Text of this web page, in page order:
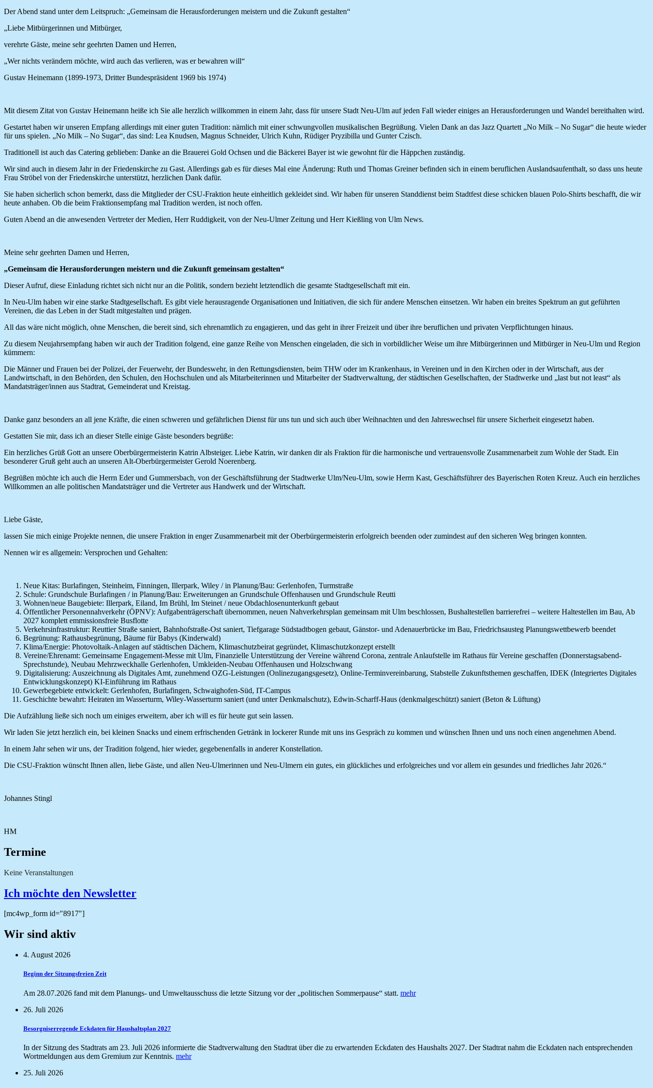
Der Abend stand unter dem Leitspruch: „Gemeinsam die Herausforderungen meistern und die Zukunft gestalten“
„Liebe Mitbürgerinnen und Mitbürger,
verehrte Gäste, meine sehr geehrten Damen und Herren,
„Wer nichts verändern möchte, wird auch das verlieren, was er bewahren will“
Gustav Heinemann (1899-1973, Dritter Bundespräsident 1969 bis 1974)
Mit diesem Zitat von Gustav Heinemann heiße ich Sie alle herzlich willkommen in einem Jahr, dass für unsere Stadt Neu-Ulm auf jeden Fall wieder einiges an Herausforderungen und Wandel bereithalten wird.
Gestartet haben wir unseren Empfang allerdings mit einer guten Tradition: nämlich mit einer schwungvollen musikalischen Begrüßung. Vielen Dank an das Jazz Quartett „No Milk – No Sugar“ die heute wieder
für uns spielen. „No Milk – No Sugar“, das sind: Lea Knudsen, Magnus Schneider, Ulrich Kuhn, Rüdiger Pryzibilla und Gunter Czisch.
Traditionell ist auch das Catering geblieben: Danke an die Brauerei Gold Ochsen und die Bäckerei Bayer ist wie gewohnt für die Häppchen zuständig.
Wir sind auch in diesem Jahr in der Friedenskirche zu Gast. Allerdings gab es für dieses Mal eine Änderung: Ruth und Thomas Greiner befinden sich in einem beruflichen Auslandsaufenthalt, so dass uns heute
Frau Ströbel von der Friedenskirche unterstützt, herzlichen Dank dafür.
Sie haben sicherlich schon bemerkt, dass die Mitglieder der CSU-Fraktion heute einheitlich gekleidet sind. Wir haben für unseren Standdienst beim Stadtfest diese schicken blauen Polo-Shirts beschafft, die wir
heute anhaben. Ob die beim Fraktionsempfang mal Tradition werden, ist noch offen.
Guten Abend an die anwesenden Vertreter der Medien, Herr Ruddigkeit, von der Neu-Ulmer Zeitung und Herr Kießling von Ulm News.
Meine sehr geehrten Damen und Herren,
„Gemeinsam die Herausforderungen meistern und die Zukunft gemeinsam gestalten“
Dieser Aufruf, diese Einladung richtet sich nicht nur an die Politik, sondern bezieht letztendlich die gesamte Stadtgesellschaft mit ein.
In Neu-Ulm haben wir eine starke Stadtgesellschaft. Es gibt viele herausragende Organisationen und Initiativen, die sich für andere Menschen einsetzen. Wir haben ein breites Spektrum an gut geführten
Vereinen, die das Leben in der Stadt mitgestalten und prägen.
All das wäre nicht möglich, ohne Menschen, die bereit sind, sich ehrenamtlich zu engagieren, und das geht in ihrer Freizeit und über ihre beruflichen und privaten Verpflichtungen hinaus.
Zu diesem Neujahrsempfang haben wir auch der Tradition folgend, eine ganze Reihe von Menschen eingeladen, die sich in vorbildlicher Weise um ihre Mitbürgerinnen und Mitbürger in Neu-Ulm und Region
kümmern:
Die Männer und Frauen bei der Polizei, der Feuerwehr, der Bundeswehr, in den Rettungsdiensten, beim THW oder im Krankenhaus, in Vereinen und in den Kirchen oder in der Wirtschaft, aus der
Landwirtschaft, in den Behörden, den Schulen, den Hochschulen und als Mitarbeiterinnen und Mitarbeiter der Stadtverwaltung, der städtischen Gesellschaften, der Stadtwerke und „last but not least“ als
Mandatsträger/innen aus Stadtrat, Gemeinderat und Kreistag.
Danke ganz besonders an all jene Kräfte, die einen schweren und gefährlichen Dienst für uns tun und sich auch über Weihnachten und den Jahreswechsel für unsere Sicherheit eingesetzt haben.
Gestatten Sie mir, dass ich an dieser Stelle einige Gäste besonders begrüße:
Ein herzliches Grüß Gott an unsere Oberbürgermeisterin Katrin Albsteiger. Liebe Katrin, wir danken dir als Fraktion für die harmonische und vertrauensvolle Zusammenarbeit zum Wohle der Stadt. Ein
besonderer Gruß geht auch an unseren Alt-Oberbürgermeister Gerold Noerenberg.
Begrüßen möchte ich auch die Herrn Eder und Gummersbach, von der Geschäftsführung der Stadtwerke Ulm/Neu-Ulm, sowie Herrn Kast, Geschäftsführer des Bayerischen Roten Kreuz. Auch ein herzliches
Willkommen an alle politischen Mandatsträger und die Vertreter aus Handwerk und der Wirtschaft.
Liebe Gäste,
lassen Sie mich einige Projekte nennen, die unsere Fraktion in enger Zusammenarbeit mit der Oberbürgermeisterin erfolgreich beenden oder zumindest auf den sicheren Weg bringen konnten.
Nennen wir es allgemein: Versprochen und Gehalten:
Neue Kitas: Burlafingen, Steinheim, Finningen, Illerpark, Wiley / in Planung/Bau: Gerlenhofen, Turmstraße
Schule: Grundschule Burlafingen / in Planung/Bau: Erweiterungen an Grundschule Offenhausen und Grundschule Reutti
Wohnen/neue Baugebiete: Illerpark, Eiland, Im Brühl, Im Steinet / neue Obdachlosenunterkunft gebaut
Öffentlicher Personennahverkehr (ÖPNV): Aufgabenträgerschaft übernommen, neuen Nahverkehrsplan gemeinsam mit Ulm beschlossen, Bushaltestellen barrierefrei – weitere Haltestellen im Bau, Ab
2027 komplett emmissionsfreie Busflotte
Verkehrsinfrastruktur: Reuttier Straße saniert, Bahnhofstraße-Ost saniert, Tiefgarage Südstadtbogen gebaut, Gänstor- und Adenauerbrücke im Bau, Friedrichsausteg Planungswettbewerb beendet
Begrünung: Rathausbegrünung, Bäume für Babys (Kinderwald)
Klima/Energie: Photovoltaik-Anlagen auf städtischen Dächern, Klimaschutzbeirat gegründet, Klimaschutzkonzept erstellt
Vereine/Ehrenamt: Gemeinsame Engagement-Messe mit Ulm, Finanzielle Unterstützung der Vereine während Corona, zentrale Anlaufstelle im Rathaus für Vereine geschaffen (Donnerstagsabend-
Sprechstunde), Neubau Mehrzweckhalle Gerlenhofen, Umkleiden-Neubau Offenhausen und Holzschwang
Digitalisierung: Auszeichnung als Digitales Amt, zunehmend OZG-Leistungen (Onlinezugangsgesetz), Online-Terminvereinbarung, Stabstelle Zukunftsthemen geschaffen, IDEK (Integriertes Digitales
Entwicklungskonzept) KI-Einführung im Rathaus
Gewerbegebiete entwickelt: Gerlenhofen, Burlafingen, Schwaighofen-Süd, IT-Campus
Geschichte bewahrt: Heiraten im Wasserturm, Wiley-Wasserturm saniert (und unter Denkmalschutz), Edwin-Scharff-Haus (denkmalgeschützt) saniert (Beton & Lüftung)
Die Aufzählung ließe sich noch um einiges erweitern, aber ich will es für heute gut sein lassen.
Wir laden Sie jetzt herzlich ein, bei kleinen Snacks und einem erfrischenden Getränk in lockerer Runde mit uns ins Gespräch zu kommen und wünschen Ihnen und uns noch einen angenehmen Abend.
In einem Jahr sehen wir uns, der Tradition folgend, hier wieder, gegebenenfalls in anderer Konstellation.
Die CSU-Fraktion wünscht Ihnen allen, liebe Gäste, und allen Neu-Ulmerinnen und Neu-Ulmern ein gutes, ein glückliches und erfolgreiches und vor allem ein gesundes und friedliches Jahr 2026.“
Johannes Stingl
HM
Termine
Keine Veranstaltungen
Ich möchte den Newsletter
[mc4wp_form id="8917"]
Wir sind aktiv
4. August 2026
Beginn der Sitzungsfreien Zeit
Am 28.07.2026 fand mit dem Planungs- und Umweltausschuss die letzte Sitzung vor der „politischen Sommerpause“ statt. mehr
26. Juli 2026
Besorgniserregende Eckdaten für Haushaltsplan 2027
In der Sitzung des Stadtrats am 23. Juli 2026 informierte die Stadtverwaltung den Stadtrat über die zu erwartenden Eckdaten des Haushalts 2027. Der Stadtrat nahm die Eckdaten nach entsprechenden
Wortmeldungen aus dem Gremium zur Kenntnis. mehr
25. Juli 2026